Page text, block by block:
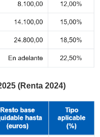
(Renta 2024)